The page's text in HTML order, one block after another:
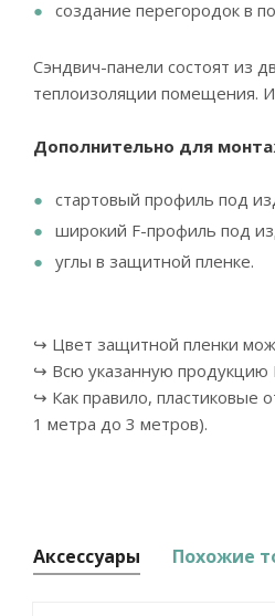
создание перегородок в
Сэндвич-панели состоят из
теплоизоляции помещения.
Дополнительно для
стартовый профиль под
широкий F-профиль под
углы в защитной пленке.
↪ Цвет защитной пленки
↪ Всю указанную продукцию
↪ Как правило, пластиковые
1 метра до 3 метров).
Аксессуары Похожие